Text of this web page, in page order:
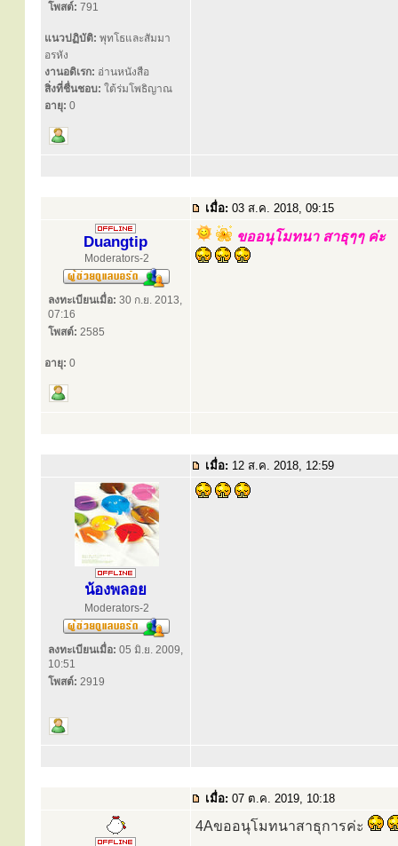
โพสต์: 791
แนวปฏิบัติ: พุทโธและสัมมา
อรหัง
งานอดิเรก: อ่านหนังสือ
สิ่งที่ชื่นชอบ: ใต้ร่มโพธิญาณ
อายุ: 0
เมื่อ: 03 ส.ค. 2018, 09:15
Duangtip
Moderators-2
ลงทะเบียนเมื่อ: 30 ก.ย. 2013,
07:16
โพสต์: 2585
อายุ: 0
ขออนุโมทนา สาธุๆๆ ค่ะ
เมื่อ: 12 ส.ค. 2018, 12:59
น้องพลอย
Moderators-2
ลงทะเบียนเมื่อ: 05 มิ.ย. 2009,
10:51
โพสต์: 2919
เมื่อ: 07 ต.ค. 2019, 10:18
4Aขออนุโมทนาสาธุการค่ะ